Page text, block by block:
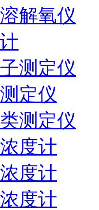
解氧仪
测定仪
定仪
测定仪
度计
度计
度计